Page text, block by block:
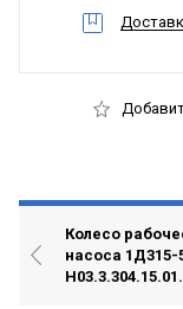
Колесо
насоса 1Д315-